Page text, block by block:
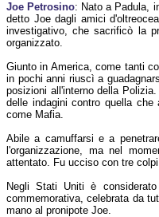
Joe Petrosino: Nato a Padula,
detto Joe dagli amici
investigativo, che sacrificò la
organizzato.
Giunto in America, come tanti
in pochi anni riuscì a
posizioni all'interno della
delle indagini contro quella che
come Mafia.
Abile a camuffarsi e a
l'organizzazione, ma nel
attentato. Fu ucciso con tre
Negli Stati Uniti è
commemorativa, celebrata da
mano al pronipote Joe.